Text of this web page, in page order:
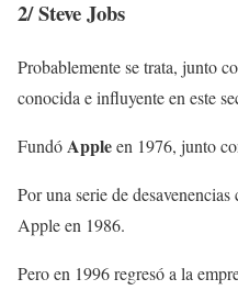
2/Steve Jobs
Probablemente se trata, junto
conocida e influyente en este
FundóAppleen 1976, junto
Por una serie de
Apple en 1986.
Pero en 1996 regresó a la